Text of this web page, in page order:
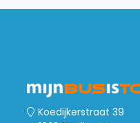
Koedijkerstraat 39